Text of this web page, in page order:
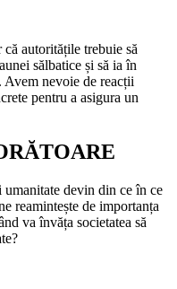
autoritățile trebuie să
sălbatice și să ia în
Avem nevoie de reacții
pentru a asigura un
devin din ce în ce
reamintește de importanța
va învăța societatea să